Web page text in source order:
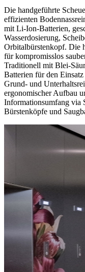
Die handgeführte
effizienten
mit Li-Ion-Batterien,
Wasserdosierung,
Orbitalbürstenkopf. Die
für kompromisslos
Traditionell mit Blei-
Batterien für den
Grund- und
ergonomischer Aufbau
Informationsumfang via
Bürstenköpfe und